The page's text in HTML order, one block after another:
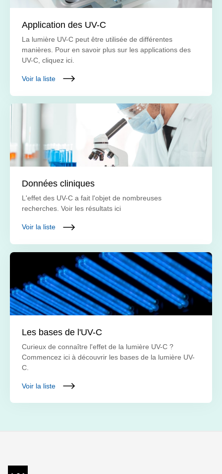
Application des UV-C
La lumière UV-C peut être utilisée de différentes
manières. Pour en savoir plus sur les applications des
UV-C, cliquez ici.
Voir la liste
Données cliniques
L'effet des UV-C a fait l'objet de nombreuses
recherches. Voir les résultats ici
Voir la liste
Les bases de l'UV-C
Curieux de connaître l'effet de la lumière UV-C ?
Commencez ici à découvrir les bases de la lumière UV-
C.
Voir la liste